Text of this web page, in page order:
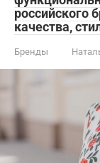
российского
качества,
Бренды